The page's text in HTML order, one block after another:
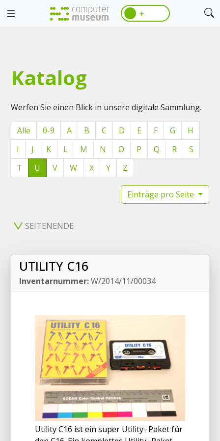
☀️
Katalog
Werfen Sie einen Blick in unsere digitale Sammlung.
Alle 0-9 A B C D E F G
H
I
J K L M N O P Q R
S
T
U V W X Y Z
Einträge pro Seite
SEITENENDE
UTILITY C16
Inventarnummer:W/2014/11/00034
Utility C16 ist ein super Utility- Paket für